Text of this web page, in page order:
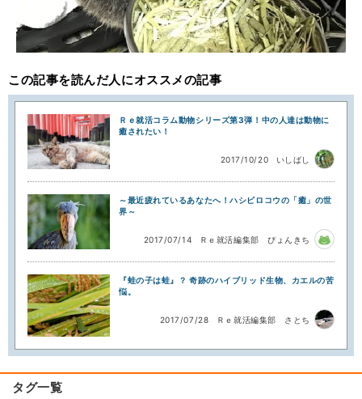
この記事を読んだ人にオススメの記事
Ｒｅ就活コラム動物シリーズ第3弾！中の人達は動物に
癒されたい！
2017/10/20 いしばし
～最近疲れているあなたへ！ハシビロコウの「癒」の世
界～
2017/07/14 Ｒｅ就活編集部 ぴょんきち
『蛙の子は蛙』？ 奇跡のハイブリッド生物、カエルの苦
悩。
2017/07/28 Ｒｅ就活編集部 さとち
タグ一覧